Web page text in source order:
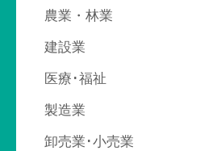
ー
シ
ョ
ン
農業・林業
建設業
医療･福祉
製造業
卸売業･小売業